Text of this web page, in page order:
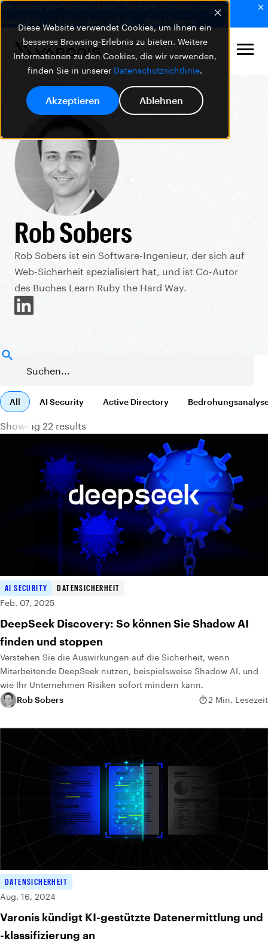
Diese Website verwendet Cookies, um Ihnen ein
besseres Browsing-Erlebnis zu bieten. Weitere
Informationen zu den Cookies, die wir verwenden,
finden Sie in unserer Datenschutzrichtlinie.
Akzeptieren Ablehnen
Wir stellen vor: Varonis Atlas – Sichern Sie alles, was Sie
entwickeln und betreiben, mit KI.
Mehr erfahren
Rob Sobers
Rob Sobers ist ein Software-Ingenieur, der sich auf
Web-Sicherheit spezialisiert hat, und ist Co-Autor
des Buches Learn Ruby the Hard Way.
All AI Security Active Directory
Showing 22 results
AI SECURITY
DATENSICHERHEIT
Feb. 07, 2025
DeepSeek Discovery: So können Sie Shadow AI
finden und stoppen
Verstehen Sie die Auswirkungen auf die Sicherheit, wenn
Mitarbeitende DeepSeek nutzen, beispielsweise Shadow AI, und
wie Ihr Unternehmen Risiken sofort mindern kann.
Rob Sobers
2 Min. Lesezeit
DATENSICHERHEIT
Aug. 16, 2024
Varonis kündigt KI-gestützte Datenermittlung und
-klassifizierung an